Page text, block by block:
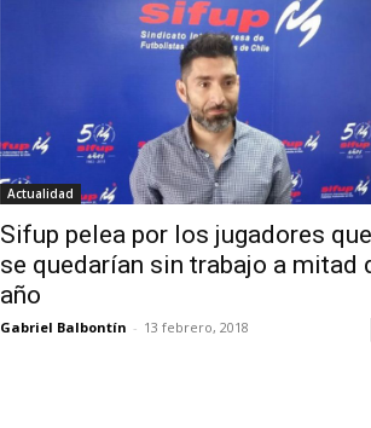
Actualidad
Sifup pelea por los jugadores que
se quedarían sin trabajo a mitad
año
Gabriel Balbontín - 13 febrero, 2018